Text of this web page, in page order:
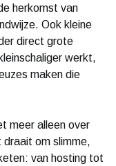
herkomst van
Ook kleine
direct grote
werkt,
maken die
meer alleen over
om slimme,
van hosting tot